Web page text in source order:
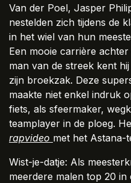
Van der Poel, Jasper
nestelden zich tijdens de
in het wiel van hun
Een mooie carrière
man van de streek kent
zijn broekzak. Deze
maakte niet enkel indruk
fiets, als sfeermaker,
teamplayer in de ploeg.
rapvideo ​met het Astana-
Wist-je-datje: Als
meerdere malen top 20 in